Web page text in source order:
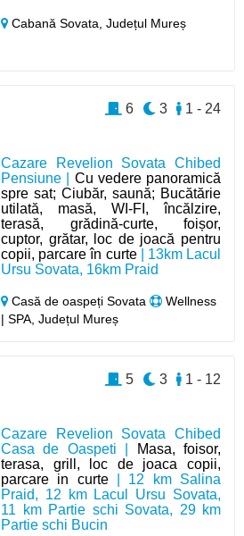
Cabană Sovata,Județul Mureș
Cazare Revelion Sovata Chibed
Pensiune | Cu vedere panoramică
spre sat; Ciubăr, saună; Bucătărie
utilată, masă, WI-FI, încălzire,
terasă, grădină-curte, foișor,
cuptor, grătar, loc de joacă pentru
copii, parcare în curte| 13km Lacul
Ursu Sovata, 16km Praid
Casă de oaspeți Sovata
Wellness
| SPA, Județul Mureș
1 - 24
3
6
Cazare Revelion Sovata Chibed
Casa de Oaspeti |
Masa, foisor,
terasa, grill, loc de joaca copii,
parcare in curte| 12 km Salina
Praid, 12 km Lacul Ursu Sovata,
11 km Partie schi Sovata, 29 km
Partie schi Bucin
1 - 12
3
5